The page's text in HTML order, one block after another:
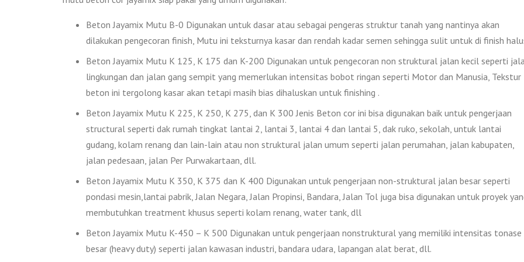
Beton Jayamix Mutu B-0 Digunakan untuk dasar atau sebagai pengeras struktur tanah yang nantinya akan
dilakukan pengecoran finish, Mutu ini teksturnya kasar dan rendah kadar semen sehingga sulit untuk di finish
Beton Jayamix Mutu K 125, K 175 dan K-200 Digunakan untuk pengecoran non struktural jalan kecil seperti
lingkungan dan jalan gang sempit yang memerlukan intensitas bobot ringan seperti Motor dan Manusia, Tekstur
beton ini tergolong kasar akan tetapi masih bias dihaluskan untuk finishing .
Beton Jayamix Mutu K 225, K 250, K 275, dan K 300 Jenis Beton cor ini bisa digunakan baik untuk pengerjaan
structural seperti dak rumah tingkat lantai 2, lantai 3, lantai 4 dan lantai 5, dak ruko, sekolah, untuk lantai
gudang, kolam renang dan lain-lain atau non struktural jalan umum seperti jalan perumahan, jalan kabupaten,
jalan pedesaan, jalan Per Purwakartaan, dll.
Beton Jayamix Mutu K 350, K 375 dan K 400 Digunakan untuk pengerjaan non-struktural jalan besar seperti
pondasi mesin,lantai pabrik, Jalan Negara, Jalan Propinsi, Bandara, Jalan Tol juga bisa digunakan untuk proyek
membutuhkan treatment khusus seperti kolam renang, water tank, dll
Beton Jayamix Mutu K-450 – K 500 Digunakan untuk pengerjaan nonstruktural yang memiliki intensitas tonase
besar (heavy duty) seperti jalan kawasan industri, bandara udara, lapangan alat berat, dll.